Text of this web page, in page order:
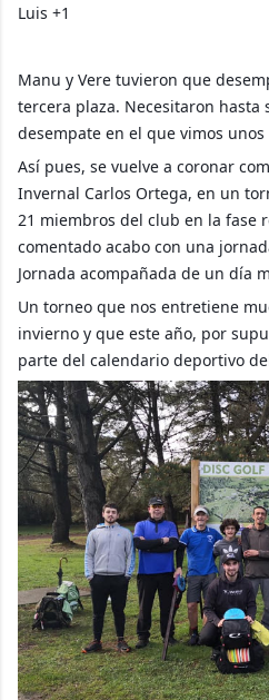
Luis +1
Manu y Vere tuvieron que
tercera plaza. Necesitaron hasta
desempate en el que vimos
Así pues, se vuelve a coronar
Invernal Carlos Ortega, en un
21 miembros del club en la fase
comentado acabo con una
Jornada acompañada de un día
Un torneo que nos entretiene
invierno y que este año, por
parte del calendario deportivo